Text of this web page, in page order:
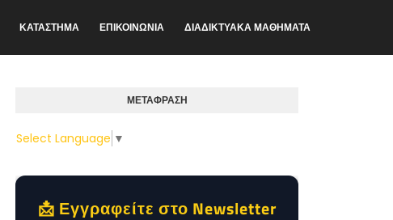
ΚΑΤΑΣΤΗΜΑ ΕΠΙΚΟΙΝΩΝΙΑ ΔΙΑΔΙΚΤΥΑΚΑ ΜΑΘΗΜΑΤΑ
ΜΕΤΑΦΡΑΣΗ
Select Language ▼
📩 Εγγραφείτε στο Newsletter